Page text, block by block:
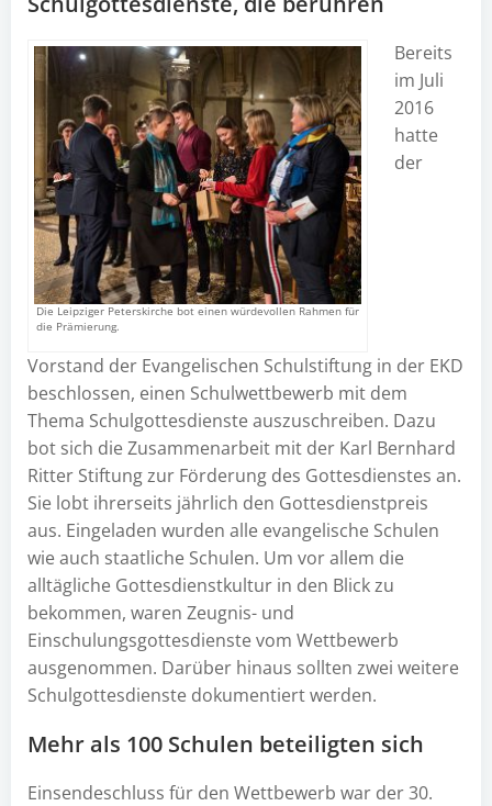
Die Leipziger Peterskirche bot einen würdevollen Rahmen für
die Prämierung.
Bereits
im Juli
2016
hatte
der
Vorstand der Evangelischen Schulstiftung in der EKD
beschlossen, einen Schulwettbewerb mit dem
Thema Schulgottesdienste auszuschreiben. Dazu
bot sich die Zusammenarbeit mit der Karl Bernhard
Ritter Stiftung zur Förderung des Gottesdienstes an.
Sie lobt ihrerseits jährlich den Gottesdienstpreis
aus. Eingeladen wurden alle evangelische Schulen
wie auch staatliche Schulen. Um vor allem die
alltägliche Gottesdienstkultur in den Blick zu
bekommen, waren Zeugnis- und
Einschulungsgottesdienste vom Wettbewerb
ausgenommen. Darüber hinaus sollten zwei weitere
Schulgottesdienste dokumentiert werden.
Mehr als 100 Schulen beteiligten sich
Einsendeschluss für den Wettbewerb war der 30.